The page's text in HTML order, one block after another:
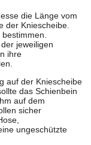
die Länge vom
der Kniescheibe.
jeweiligen
ihre
auf der Kniescheibe
das Schienbein
auf dem
sicher
ungeschützte